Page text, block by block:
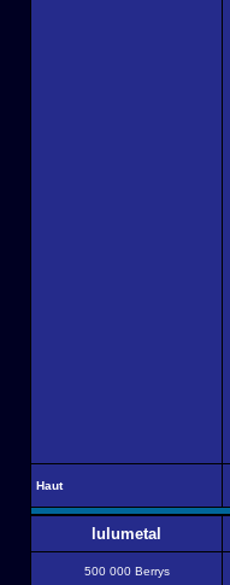
Haut
lulumetal
500 000 Berrys